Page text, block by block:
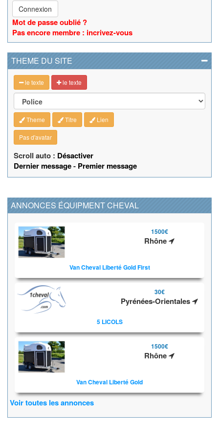
Connexion
Mot de passe oublié ?
Pas encore membre : incrivez-vous
THEME DU SITE
le texte le texte
Theme Titre Lien
Pas d'avatar
Scroll auto : Désactiver
Dernier message- Premier message
ANNONCES ÉQUIPMENT CHEVAL
1500€
Rhône
Van Cheval Liberté Gold First
30€
Pyrénées-Orientales
5 LICOLS
1500€
Rhône
Van Cheval Liberté Gold
Voir toutes les annonces